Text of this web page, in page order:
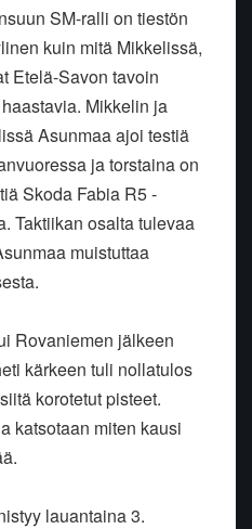
SM-ralli on tiestön
kuin mitä Mikkelissä,
Etelä-Savon tavoin
Mikkelin ja
Asunmaa ajoi testiä
ja torstaina on
Skoda Fabia R5 -
Taktiikan osalta tulevaa
muistuttaa
Rovaniemen jälkeen
kärkeen tuli nollatulos
korotetut pisteet.
katsotaan miten kausi
lauantaina 3.